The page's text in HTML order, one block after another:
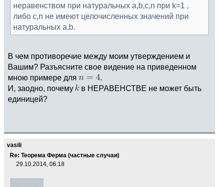
неравенством при натуральных a,b,c,n при k=1 ,
либо c,n не имеют целочисленных значений при
натуральных a,b.
В чем противоречие между моим утверждением и
Вашим? Разъясните свое видение на приведенном
мною примере для
.
И, заодно, почему
в НЕРАВЕНСТВЕ не может быть
единицей?
vasili
Re: Теорема Ферма (частные случаи)
29.10.2014, 06:18